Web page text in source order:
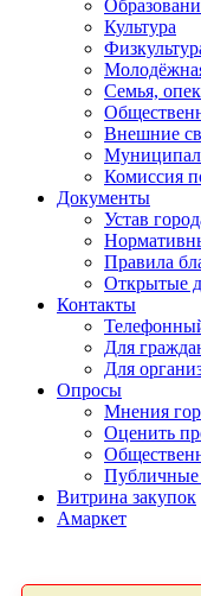
Культура
Семья,
Внешние
Комиссия
Документы
Устав
Правила
Открытые
Контакты
Для
Для
Опросы
Мнения
Оценить
Публичные
Витрина закупок
Амаркет